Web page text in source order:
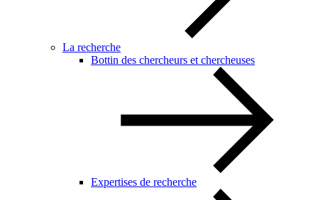
La recherche
Bottin des chercheurs et chercheuses
Expertises de recherche